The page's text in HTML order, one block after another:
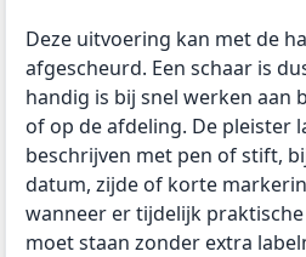
Deze uitvoering kan met de
afgescheurd. Een schaar is
handig is bij snel werken aan
of op de afdeling. De pleister
beschrijven met pen of stift,
datum, zijde of korte
wanneer er tijdelijk
moet staan zonder extra